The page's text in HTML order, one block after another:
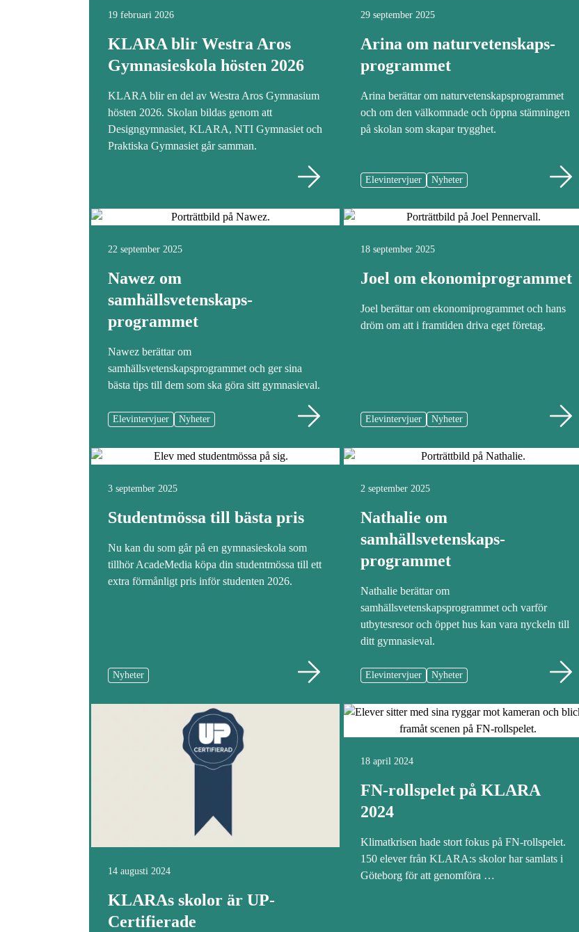
19 februari 2026
KLARA blir Westra Aros
Gymnasieskola hösten 2026
KLARA blir en del av Westra Aros Gymnasium
hösten 2026. Skolan bildas genom att
Designgymnasiet, KLARA, NTI Gymnasiet och
Praktiska Gymnasiet går samman.
29 september 2025
Arina om naturvetenskaps­
programmet
Arina berättar om naturvetenskapsprogrammet
och om den välkomnade och öppna stämningen
på skolan som skapar trygghet.
Elevintervjuer Nyheter
22 september 2025
Nawez om
samhällsvetenskaps­
programmet
Nawez berättar om
samhällsvetenskapsprogrammet och ger sina
bästa tips till dem som ska göra sitt gymnasieval.
Elevintervjuer Nyheter
18 september 2025
Joel om ekonomiprogrammet
Joel berättar om ekonomiprogrammet och hans
dröm om att i framtiden driva eget företag.
Elevintervjuer Nyheter
3 september 2025
Studentmössa till bästa pris
Nu kan du som går på en gymnasieskola som
tillhör AcadeMedia köpa din studentmössa till ett
extra förmånligt pris inför studenten 2026.
Nyheter
2 september 2025
Nathalie om
samhällsvetenskaps­
programmet
Nathalie berättar om
samhällsvetenskapsprogrammet och varför
utbytesresor och öppet hus kan vara nyckeln till
ditt gymnasieval.
Elevintervjuer Nyheter
14 augusti 2024
KLARAs skolor är UP-
Certifierade
18 april 2024
FN-rollspelet på KLARA
2024
Klimatkrisen hade stort fokus på FN-rollspelet.
150 elever från KLARA:s skolor har samlats i
Göteborg för att genomföra …